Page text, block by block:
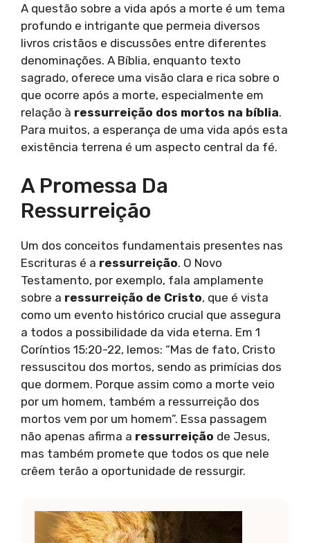
A questão sobre a vida após a morte é um tema
profundo e intrigante que permeia diversos
livros cristãos e discussões entre diferentes
denominações. A Bíblia, enquanto texto
sagrado, oferece uma visão clara e rica sobre o
que ocorre após a morte, especialmente em
relação à ressurreição dos mortos na bíblia.
Para muitos, a esperança de uma vida após esta
existência terrena é um aspecto central da fé.
A Promessa Da
Ressurreição
Um dos conceitos fundamentais presentes nas
Escrituras é a ressurreição. O Novo
Testamento, por exemplo, fala amplamente
sobre a ressurreição de Cristo, que é vista
como um evento histórico crucial que assegura
a todos a possibilidade da vida eterna. Em 1
Coríntios 15:20-22, lemos: “Mas de fato, Cristo
ressuscitou dos mortos, sendo as primícias dos
que dormem. Porque assim como a morte veio
por um homem, também a ressurreição dos
mortos vem por um homem”. Essa passagem
não apenas afirma a ressurreição de Jesus,
mas também promete que todos os que nele
crêem terão a oportunidade de ressurgir.